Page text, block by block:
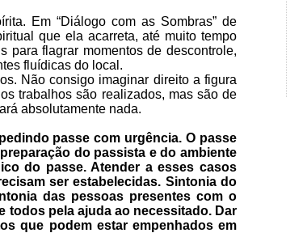
Em “Diálogo com as Sombras” de
que ela acarreta, até muito tempo
para flagrar momentos de descontrole,
fluídicas do local.
Não consigo imaginar direito a figura
trabalhos são realizados, mas são de
absolutamente nada.
passe com urgência. O passe
do passista e do ambiente
do passe. Atender a esses casos
ser estabelecidas. Sintonia do
das pessoas presentes com o
todos pela ajuda ao necessitado. Dar
que podem estar empenhados em